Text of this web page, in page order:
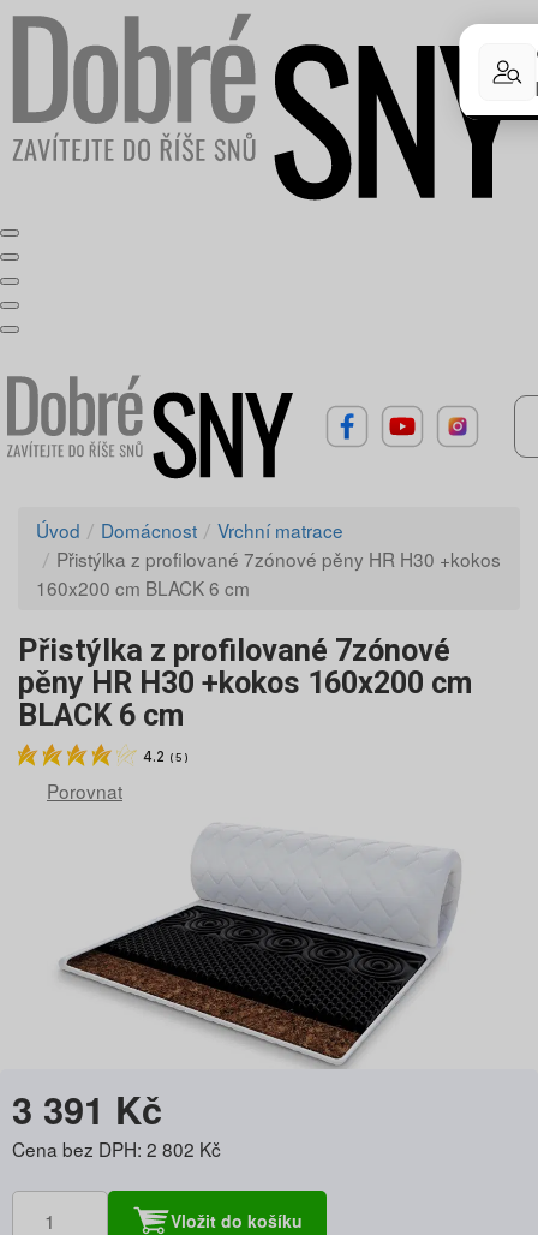
Úvod Domácnost
Vrchní matrace
Přistýlka z profilované 7zónové pěny HR H30 +kokos
160x200 cm BLACK 6 cm
Přistýlka z profilované 7zónové
pěny HR H30 +kokos 160x200 cm
BLACK 6 cm
4.2 ( 5 )
Porovnat
3 391 Kč
Cena bez DPH: 2 802 Kč
Vložit do košíku